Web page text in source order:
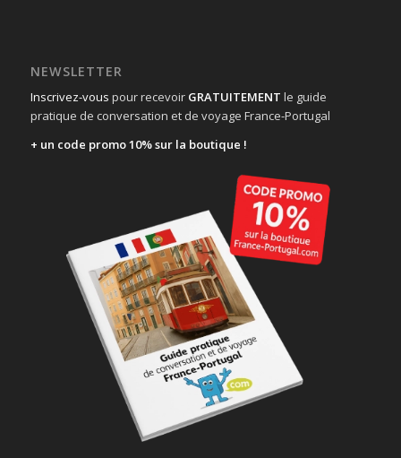
NEWSLETTER
Inscrivez-vous pour recevoir GRATUITEMENT le guide
pratique de conversation et de voyage France-Portugal
+ un code promo 10% sur la boutique !